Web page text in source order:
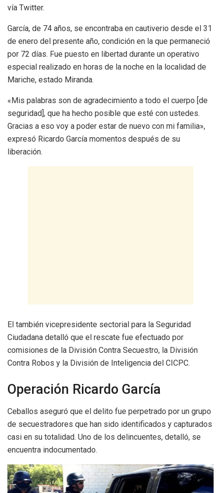
vía Twitter.
García, de 74 años, se encontraba en cautiverio desde el 31
de enero del presente año, condición en la que permaneció
por 72 días. Fue puesto en libertad durante un operativo
especial realizado en horas de la noche en la localidad de
Mariche, estado Miranda.
«Mis palabras son de agradecimiento a todo el cuerpo [de
seguridad], que ha hecho posible que esté con ustedes.
Gracias a eso voy a poder estar de nuevo con mi familia»,
expresó Ricardo García momentos después de su
liberación.
El también vicepresidente sectorial para la Seguridad
Ciudadana detalló que el rescate fue efectuado por
comisiones de la División Contra Secuestro, la División
Contra Robos y la División de Inteligencia del CICPC.
Operación Ricardo García
Ceballos aseguró que el delito fue perpetrado por un grupo
de secuestradores que han sido identificados y capturados
casi en su totalidad. Uno de los delincuentes, detalló, se
encuentra indocumentado.